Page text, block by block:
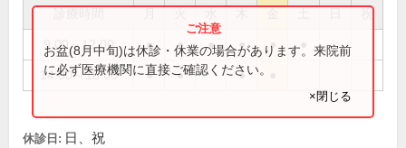
祝
9:00～12:00 ● ● ● ● ●
14:00～18:00 ● ● ●
お盆(8月中旬)は休診・休業の場合があります。来院前
に必ず医療機関に直接ご確認ください。
×閉じる
休診日: 日、祝